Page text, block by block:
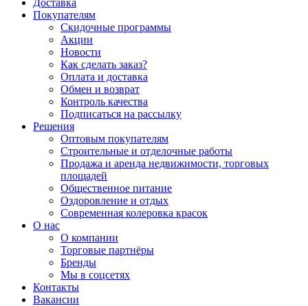
Доставка
Покупателям
Скидочные программы
Акции
Новости
Как сделать заказ?
Оплата и доставка
Обмен и возврат
Контроль качества
Подписаться на рассылку
Решения
Оптовым покупателям
Строительные и отделочные работы
Продажа и аренда недвижимости, торговых
площадей
Общественное питание
Оздоровление и отдых
Современная колеровка красок
О нас
О компании
Торговые партнёры
Бренды
Мы в соцсетях
Контакты
Вакансии